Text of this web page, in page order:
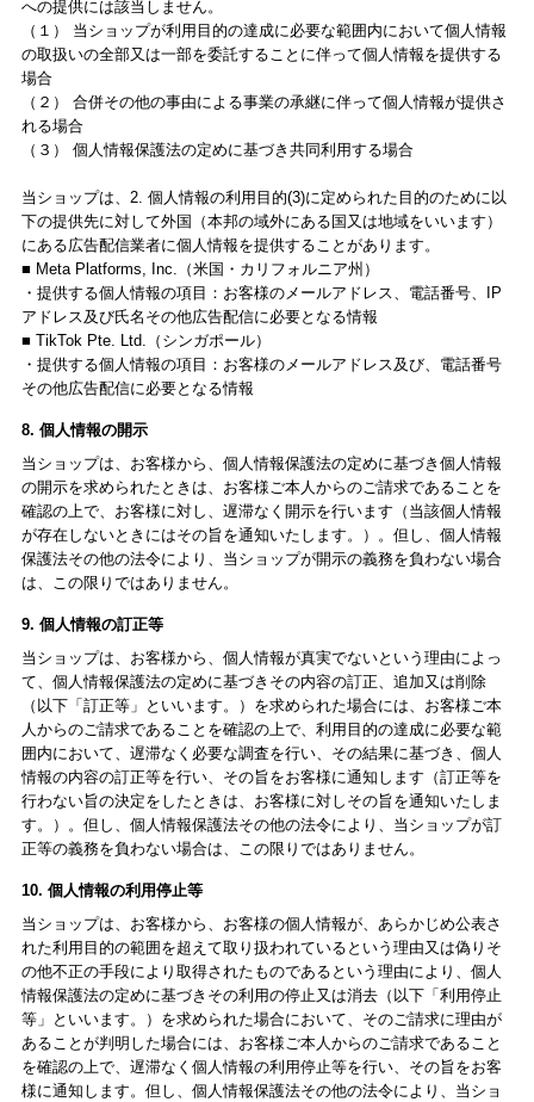
への提供には該当しません。
（１） 当ショップが利用目的の達成に必要な範囲内において個人情報
の取扱いの全部又は一部を委託することに伴って個人情報を提供する
場合
（２） 合併その他の事由による事業の承継に伴って個人情報が提供さ
れる場合
（３） 個人情報保護法の定めに基づき共同利用する場合
当ショップは、2. 個人情報の利用目的(3)に定められた目的のために以
下の提供先に対して外国（本邦の域外にある国又は地域をいいます）
にある広告配信業者に個人情報を提供することがあります。
■ Meta Platforms, Inc.（米国・カリフォルニア州）
・提供する個人情報の項目：お客様のメールアドレス、電話番号、IP
アドレス及び氏名その他広告配信に必要となる情報
■ TikTok Pte. Ltd.（シンガポール）
・提供する個人情報の項目：お客様のメールアドレス及び、電話番号
その他広告配信に必要となる情報
8. 個人情報の開示
当ショップは、お客様から、個人情報保護法の定めに基づき個人情報
の開示を求められたときは、お客様ご本人からのご請求であることを
確認の上で、お客様に対し、遅滞なく開示を行います（当該個人情報
が存在しないときにはその旨を通知いたします。）。但し、個人情報
保護法その他の法令により、当ショップが開示の義務を負わない場合
は、この限りではありません。
9. 個人情報の訂正等
当ショップは、お客様から、個人情報が真実でないという理由によっ
て、個人情報保護法の定めに基づきその内容の訂正、追加又は削除
（以下「訂正等」といいます。）を求められた場合には、お客様ご本
人からのご請求であることを確認の上で、利用目的の達成に必要な範
囲内において、遅滞なく必要な調査を行い、その結果に基づき、個人
情報の内容の訂正等を行い、その旨をお客様に通知します（訂正等を
行わない旨の決定をしたときは、お客様に対しその旨を通知いたしま
す。）。但し、個人情報保護法その他の法令により、当ショップが訂
正等の義務を負わない場合は、この限りではありません。
10. 個人情報の利用停止等
当ショップは、お客様から、お客様の個人情報が、あらかじめ公表さ
れた利用目的の範囲を超えて取り扱われているという理由又は偽りそ
の他不正の手段により取得されたものであるという理由により、個人
情報保護法の定めに基づきその利用の停止又は消去（以下「利用停止
等」といいます。）を求められた場合において、そのご請求に理由が
あることが判明した場合には、お客様ご本人からのご請求であること
を確認の上で、遅滞なく個人情報の利用停止等を行い、その旨をお客
様に通知します。但し、個人情報保護法その他の法令により、当ショ